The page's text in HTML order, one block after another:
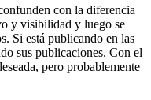
con la diferencia
y visibilidad y luego se
Si está publicando en las
sus publicaciones. Con el
pero probablemente